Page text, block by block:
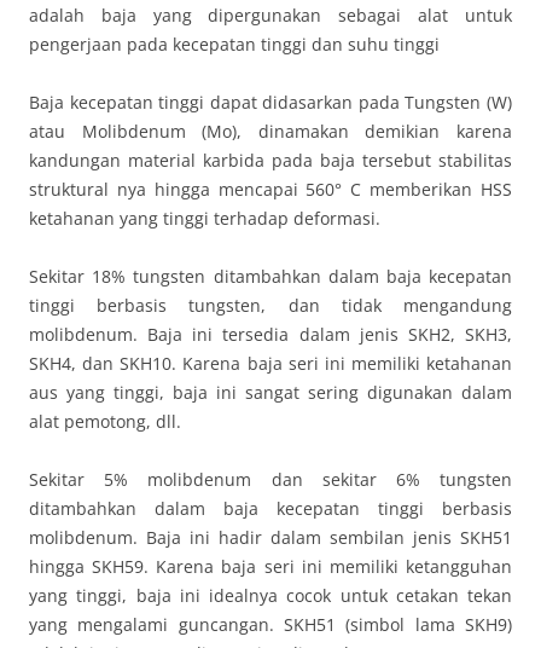
adalah baja yang dipergunakan sebagai alat untuk
pengerjaan pada kecepatan tinggi dan suhu tinggi
Baja kecepatan tinggi dapat didasarkan pada Tungsten (W)
atau Molibdenum (Mo), dinamakan demikian karena
kandungan material karbida pada baja tersebut stabilitas
struktural nya hingga mencapai 560° C memberikan HSS
ketahanan yang tinggi terhadap deformasi.
Sekitar 18% tungsten ditambahkan dalam baja kecepatan
tinggi berbasis tungsten, dan tidak mengandung
molibdenum. Baja ini tersedia dalam jenis SKH2, SKH3,
SKH4, dan SKH10. Karena baja seri ini memiliki ketahanan
aus yang tinggi, baja ini sangat sering digunakan dalam
alat pemotong, dll.
Sekitar 5% molibdenum dan sekitar 6% tungsten
ditambahkan dalam baja kecepatan tinggi berbasis
molibdenum. Baja ini hadir dalam sembilan jenis SKH51
hingga SKH59. Karena baja seri ini memiliki ketangguhan
yang tinggi, baja ini idealnya cocok untuk cetakan tekan
yang mengalami guncangan. SKH51 (simbol lama SKH9)